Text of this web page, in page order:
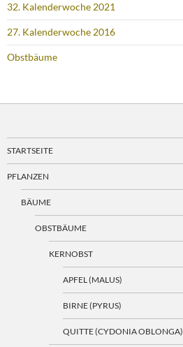
32. Kalenderwoche 2021
27. Kalenderwoche 2016
Obstbäume
STARTSEITE
PFLANZEN
BÄUME
OBSTBÄUME
KERNOBST
APFEL (MALUS)
BIRNE (PYRUS)
QUITTE (CYDONIA OBLONGA)